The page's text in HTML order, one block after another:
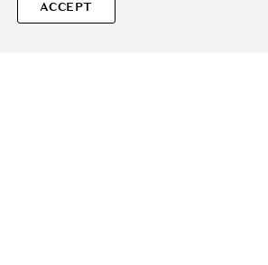
artar si peptide, 60 gr. Dacă ai și alte
ACCEPT